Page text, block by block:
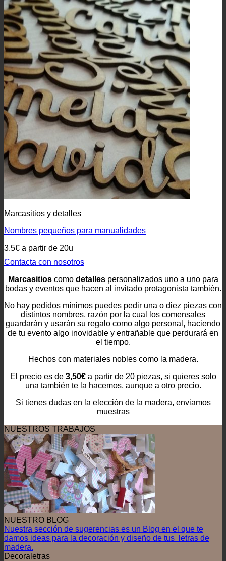
Marcasitios y detalles
Nombres pequeños para manualidades
3.5€ a partir de 20u
Contacta con nosotros
Marcasitios como detallespersonalizados uno a uno para
bodas y eventos que hacen al invitado protagonista también.
No hay pedidos mínimos puedes pedir una o diez piezas con
distintos nombres, razón por la cual los comensales
guardarán y usarán su regalo como algo personal, haciendo
de tu evento algo inovidable y entrañable que perdurará en
el tiempo.
Hechos con materiales nobles como la madera.
El precio es de 3,50€a partir de 20 piezas, si quieres solo
una también te la hacemos, aunque a otro precio.
Si tienes dudas en la elección de la madera, enviamos
muestras
NUESTROS TRABAJOS
NUESTRO BLOG
Nuestra sección de sugerencias es un Blog en el que te
damos ideas para la decoración y diseño de tus letras de
madera.
Decoraletras